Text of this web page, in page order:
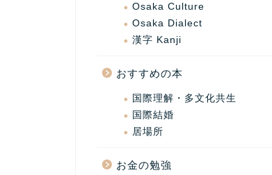
Osaka Culture
Osaka Dialect
漢字 Kanji
おすすめの本
国際理解・多文化共生
国際結婚
居場所
お金の勉強